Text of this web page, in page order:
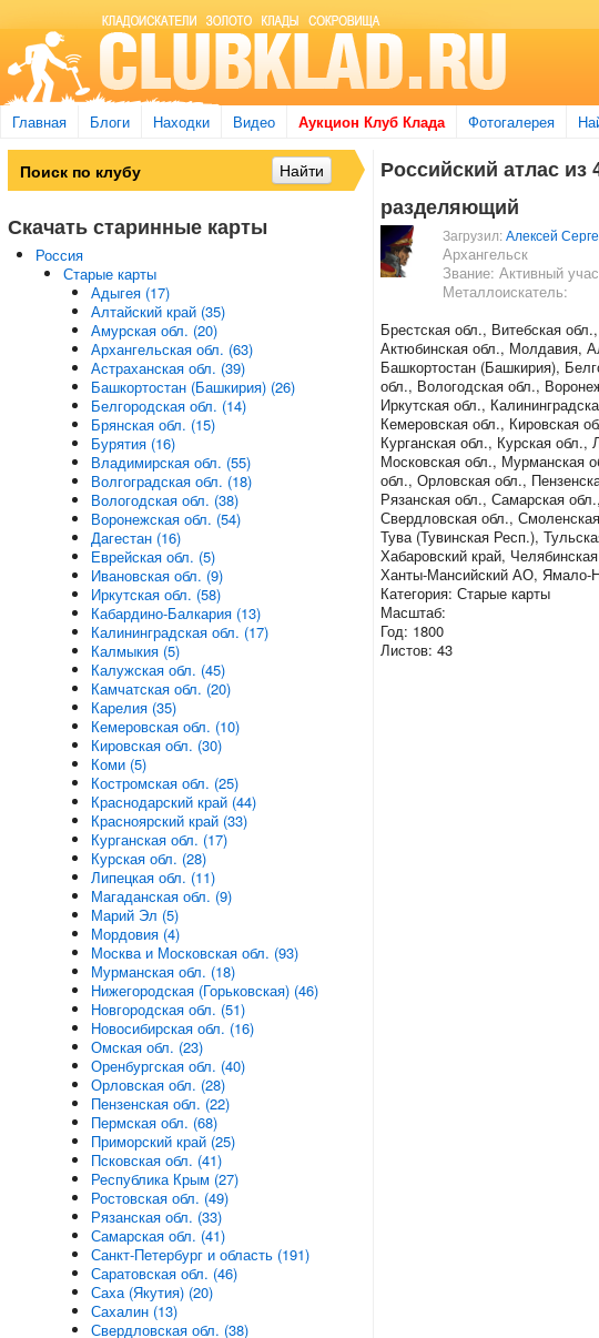
Главная Блоги Находки Видео Аукцион Клуб Клада Фотогалерея
Российский атлас
разделяющий
Загрузил:Алексей
Архангельск
Звание: Активный
Металлоискатель:
Брестская обл., Витебская
Актюбинская обл., Молдавия,
Башкортостан (Башкирия),
обл., Вологодская обл.,
Иркутская обл.,
Кемеровская обл., Кировская
Курганская обл., Курская
Московская обл., Мурманская
обл., Орловская обл.,
Рязанская обл., Самарская
Свердловская обл.,
Тува (Тувинская Респ.),
Хабаровский край,
Ханты-Мансийский АО, Ямало-
Категория: Старые карты
Масштаб:
Год: 1800
Листов: 43
Скачать старинные карты
Россия
Старые карты
Адыгея (17)
Алтайский край (35)
Амурская обл. (20)
Архангельская обл. (63)
Астраханская обл. (39)
Башкортостан (Башкирия) (26)
Белгородская обл. (14)
Брянская обл. (15)
Бурятия (16)
Владимирская обл. (55)
Волгоградская обл. (18)
Вологодская обл. (38)
Воронежская обл. (54)
Дагестан (16)
Еврейская обл. (5)
Ивановская обл. (9)
Иркутская обл. (58)
Кабардино-Балкария (13)
Калининградская обл. (17)
Калмыкия (5)
Калужская обл. (45)
Камчатская обл. (20)
Карелия (35)
Кемеровская обл. (10)
Кировская обл. (30)
Коми (5)
Костромская обл. (25)
Краснодарский край (44)
Красноярский край (33)
Курганская обл. (17)
Курская обл. (28)
Липецкая обл. (11)
Магаданская обл. (9)
Марий Эл (5)
Мордовия (4)
Москва и Московская обл. (93)
Мурманская обл. (18)
Нижегородская (Горьковская) (46)
Новгородская обл. (51)
Новосибирская обл. (16)
Омская обл. (23)
Оренбургская обл. (40)
Орловская обл. (28)
Пензенская обл. (22)
Пермская обл. (68)
Приморский край (25)
Псковская обл. (41)
Республика Крым (27)
Ростовская обл. (49)
Рязанская обл. (33)
Самарская обл. (41)
Санкт-Петербург и область (191)
Саратовская обл. (46)
Саха (Якутия) (20)
Сахалин (13)
Свердловская обл. (38)